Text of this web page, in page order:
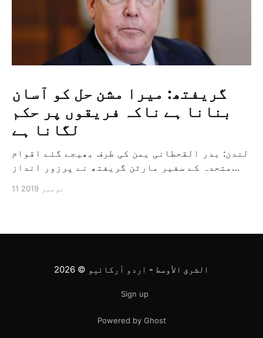
گریفتھ: میرا مشن حل کو آسان
بنانا ہے ناکہ فریقوں پر حکم
لگانا ہے
لندن: بدر القحطانی یمن کی طرف بھیجے گئے اقوام
متحدہ کے سفیر مارٹن گریفتھ نے پرزور انداز
ثالثی اور اس کشمکش کی حدبندی کرنے کے لئے ایک
11 نومبر 2019
الشرق الأوسط - اردو آرکائیو © 2026
Sign up
Powered by Ghost